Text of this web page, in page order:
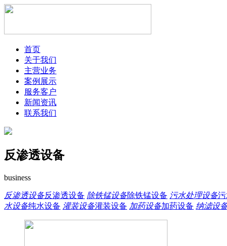
首页
关于我们
主营业务
案例展示
服务客户
新闻资讯
联系我们
反渗透设备
business
反渗透设备反渗透设备 除铁锰设备除铁锰设备 污水处理设备
水设备纯水设备 灌装设备灌装设备 加药设备加药设备 纳滤设